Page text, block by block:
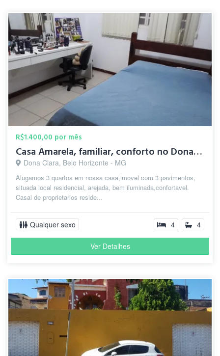
R$1.400,00 por mês
Casa Amarela, familiar, conforto no Dona Clara.
Dona Clara, Belo Horizonte - MG
Alugamos 3 quartos em nossa casa,imovel com 3 pavimentos,
situada local residencial, arejada, bem iluminada,confortavel.
Casal de proprietarios reside...
Qualquer sexo 4 4
Ver Detalhes